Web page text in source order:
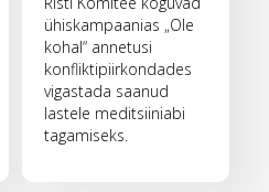
ühiskampaanias „Ole
kohal“ annetusi
konfliktipiirkondades
vigastada saanud
lastele meditsiiniabi
tagamiseks.